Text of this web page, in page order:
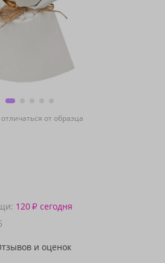
от образца
120₽ сегодня
и оценок